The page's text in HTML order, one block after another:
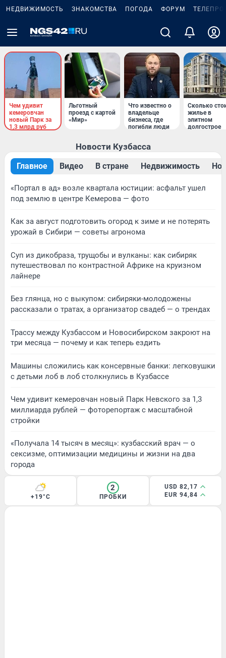
НЕДВИЖИМОСТЬ ЗНАКОМСТВА ПОГОДА ФОРУМ
Чем удивит
кемеровчан
новый Парк за
1,3 млрд руб
Льготный
проезд с картой
«Мир»
Что известно о
владельце
бизнеса, где
погибли люди
Сколько
жилье в
элитном
долгострое
Новости Кузбасса
Главное Видео В стране Недвижимость
«Портал в ад» возле квартала юстиции: асфальт ушел
под землю в центре Кемерова — фото
Как за август подготовить огород к зиме и не потерять
урожай в Сибири — советы агронома
Суп из дикобраза, трущобы и вулканы: как сибиряк
путешествовал по контрастной Африке на круизном
лайнере
Без глянца, но с выкупом: сибиряки-молодожены
рассказали о тратах, а организатор свадеб — о трендах
Трассу между Кузбассом и Новосибирском закроют на
три месяца — почему и как теперь ездить
Машины сложились как консервные банки: легковушки
с детьми лоб в лоб столкнулись в Кузбассе
Чем удивит кемеровчан новый Парк Невского за 1,3
миллиарда рублей — фоторепортаж с масштабной
стройки
«Получала 14 тысяч в месяц»: кузбасский врач — о
сексизме, оптимизации медицины и жизни на два
города
+19°C
2
ПРОБКИ
USD 82,17
EUR 94,84